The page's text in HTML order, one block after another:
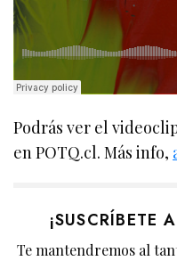
Podrás ver el
en POTQ.cl. Más info,
¡SUSCRÍBETE
Te mantendremos al